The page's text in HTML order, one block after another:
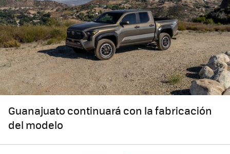
Guanajuato continuará con la fabricación
del modelo